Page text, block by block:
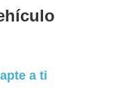
a ti